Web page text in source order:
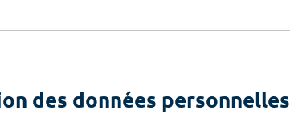
des données personnelles